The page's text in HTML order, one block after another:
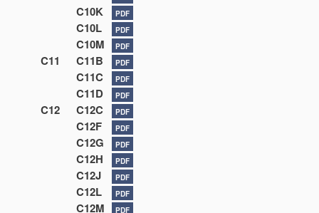
C10K PDF
C10L PDF
C10M PDF
C11 C11B PDF
C11C PDF
C11D PDF
C12 C12C PDF
C12F PDF
C12G PDF
C12H PDF
C12J PDF
C12L PDF
C12M PDF